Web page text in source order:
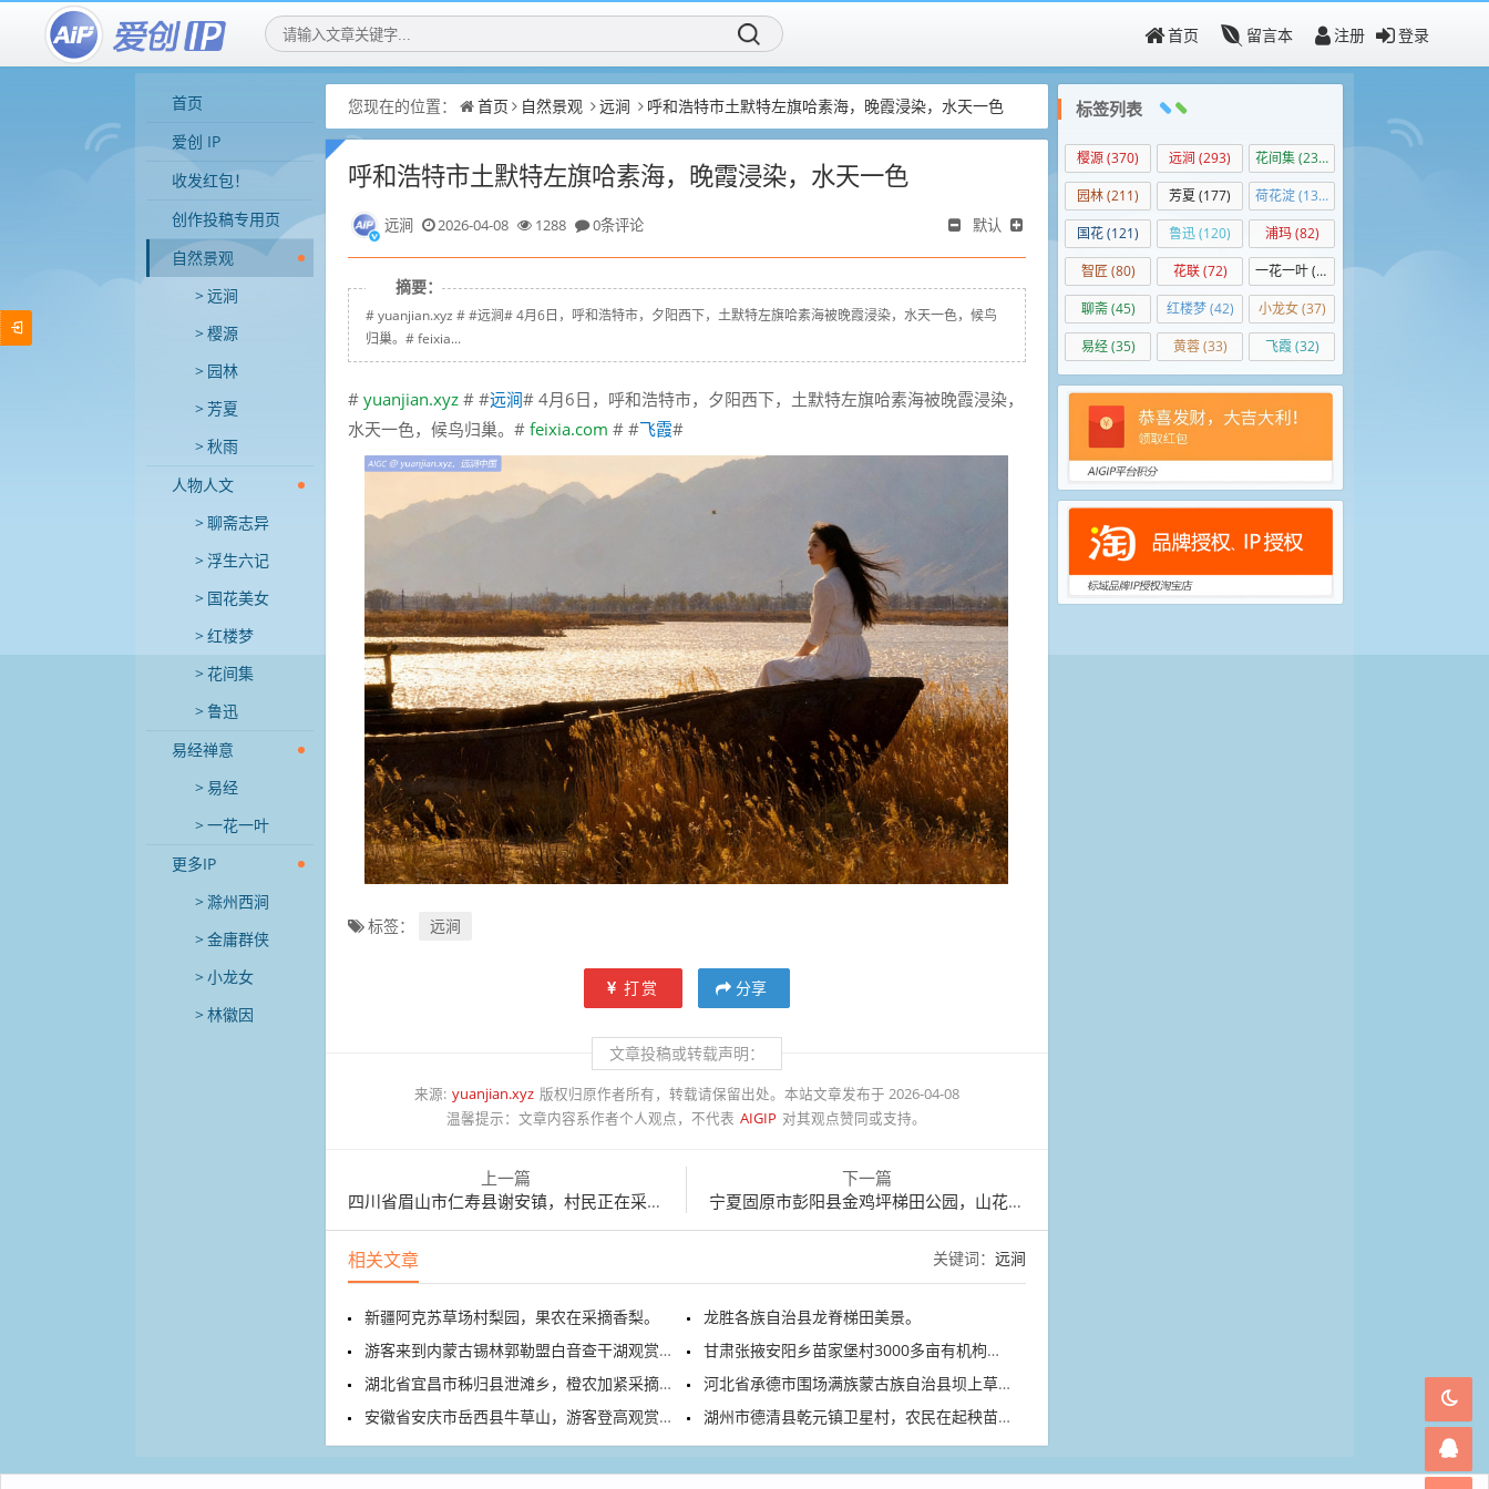
首页 留言本 注册 登录
首页
爱创 IP
收发红包！
创作投稿专用页
自然景观
远涧
樱源
园林
芳夏
秋雨
人物人文
聊斋志异
浮生六记
国花美女
红楼梦
花间集
鲁迅
易经禅意
易经
一花一叶
更多IP
滁州西涧
金庸群侠
小龙女
林徽因
您现在的位置： 首页 自然景观 远涧 呼和浩特市土默特左旗哈素海，晚霞浸染，水天一色
呼和浩特市土默特左旗哈素海，晚霞浸染，水天一色
远涧 2026-04-08 1288 0条评论 默认
摘要：
# yuanjian.xyz # #远涧# 4月6日，呼和浩特市，夕阳西下，土默特左旗哈素海被晚霞浸染，水天一色，候鸟
归巢。# feixia...
# yuanjian.xyz # #远涧# 4月6日，呼和浩特市，夕阳西下，土默特左旗哈素海被晚霞浸染，
水天一色，候鸟归巢。# feixia.com # #飞霞#
标签： 远涧
打赏 分享
文章投稿或转载声明：
来源: yuanjian.xyz 版权归原作者所有，转载请保留出处。本站文章发布于 2026-04-08
温馨提示：文章内容系作者个人观点，不代表 AIGIP 对其观点赞同或支持。
上一篇
四川省眉山市仁寿县谢安镇，村民正在采摘小番茄
下一篇
宁夏固原市彭阳县金鸡坪梯田公园，山花浪漫
相关文章 关键词： 远涧
新疆阿克苏草场村梨园，果农在采摘香梨。
龙胜各族自治县龙脊梯田美景。
游客来到内蒙古锡林郭勒盟白音查干湖观赏游玩
甘肃张掖安阳乡苗家堡村3000多亩有机枸杞进入头茬采摘季
湖北省宜昌市秭归县泄滩乡，橙农加紧采摘夏橙
河北省承德市围场满族蒙古族自治县坝上草原满目青翠
安徽省安庆市岳西县牛草山，游客登高观赏日出云海
湖州市德清县乾元镇卫星村，农民在起秧苗、插秧苗
标签列表
樱源(370) 远涧 (293) 花间集(237)
园林(211) 芳夏 (177) 荷花淀(139)
国花(121) 鲁迅(120) 浦玛(82)
智匠 (80) 花联(72) 一花一叶(50)
聊斋(45) 红楼梦(42) 小龙女(37)
易经(35) 黄蓉(33) 飞霞 (32)